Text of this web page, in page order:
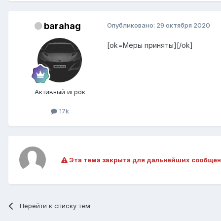
barahag
Активный игрок
17k
Опубликовано: 29 октября 2020
[ok=Меры приняты][/ok]
Эта тема закрыта для дальнейших
Перейти к списку тем